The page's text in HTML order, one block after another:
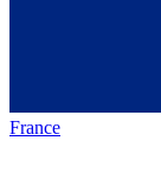
France